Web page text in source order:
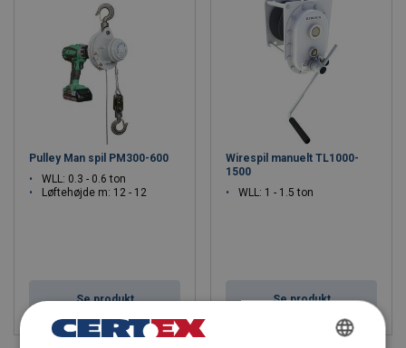
Pulley Man spil PM300-600
WLL: 0.3 - 0.6 ton
Løftehøjde m: 12 - 12
Se produkt
Wirespil manuelt TL1000-
1500
WLL: 1 - 1.5 ton
Se produkt